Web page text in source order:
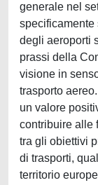
generale nel
specificamente
degli aeroporti
prassi della
visione in
trasporto
un valore
contribuire alle
tra gli obiettivi
di trasporti,
territorio